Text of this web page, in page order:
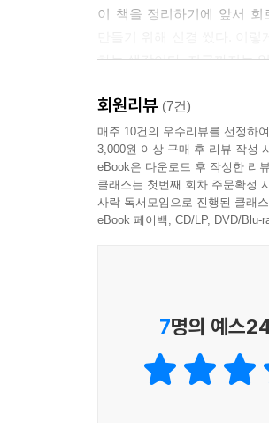
1 온도 센서(아날로그)를 사
1.1 연결해 보자
1.2 스케치를 작성해 보자
1.3 작동해 보자
1.4 디지털 입력 포트를 전원
2.3 작동해 보자
2.4 바꿔 보자
2.5 중요한 점을 알아보자
이 책을 정리하기에 앞서
하는 생각이다. 지금까지는
예전에 나는 존경하는 분에
걸 알게 되었다. 이 간단명
센서가 '입력'이고, LED나
시작하고 있다. 이 책의 기본
이 책은 기본적인 아두이노
아두이노를 처음 접했을 때
처음이었기에 참 막막했
회원리뷰 (7건)
매주 10건의 우수리뷰를 선정하
3,000원 이상 구매 후 리뷰 작성
eBook은 다운로드 후 작성한 리
클래스는 첫번째 회차 주문확정
사락 독서모임으로 진행된 클래
eBook 페이백, CD/LP, DVD/
7명의 예스